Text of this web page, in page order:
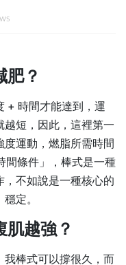
肥？
+ 時間才能達到，運
短，因此，這裡第一
運動，燃脂所需時間
間條件」，棒式是一種
不如說是一種核心的
定。
肌越強？
我棒式可以撐很久，而